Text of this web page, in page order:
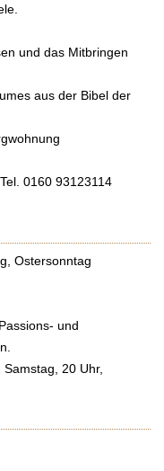
und das Mitbringen
aus der Bibel der
, Tel. 0160 93123114
Ostersonntag
und
20 Uhr,